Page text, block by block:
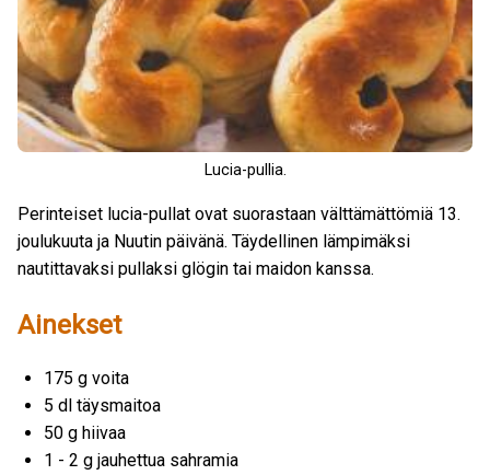
Lucia-pullia.
Perinteiset lucia-pullat ovat suorastaan välttämättömiä 13.
joulukuuta ja Nuutin päivänä. Täydellinen lämpimäksi
nautittavaksi pullaksi glögin tai maidon kanssa.
Ainekset
175 g voita
5 dl täysmaitoa
50 g hiivaa
1 - 2 g jauhettua sahramia